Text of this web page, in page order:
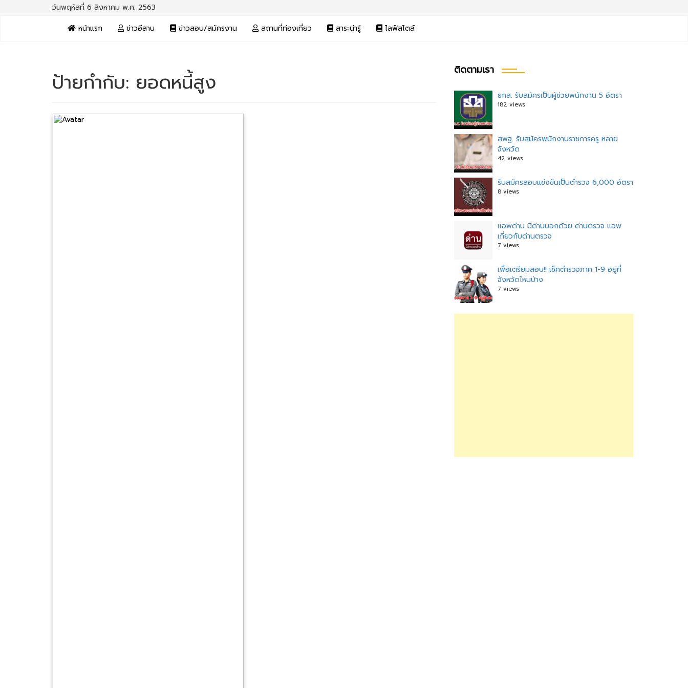
วันพฤหัสที่ 6 สิงหาคม พ.ศ. 2563
หน้าแรก
ข่าวอีสาน ข่าวสอบ/สมัครงาน สถานที่ท่องเที่ยว สาระน่ารู้ ไลฟ์สไตล์
ป้ายกำกับ: ยอดหนี้สูง ติดตามเรา
ธกส. รับสมัครเป็นผู้ช่วยพนักงาน 5 อัตรา
182 views
สพฐ. รับสมัครพนักงานราชการครู หลาย
จังหวัด
42 views
รับสมัครสอบแข่งขันเป็นตำรวจ 6,000 อัตรา
8 views
แอพด่าน มีด่านบอกด้วย ด่านตรวจ แอพ
เกี่ยวกับด่านตรวจ
7 views
เพื่อเตรียมสอบ!! เช็คตำรวจภาค 1-9 อยู่ที่
จังหวัดไหนบ้าง
7 views